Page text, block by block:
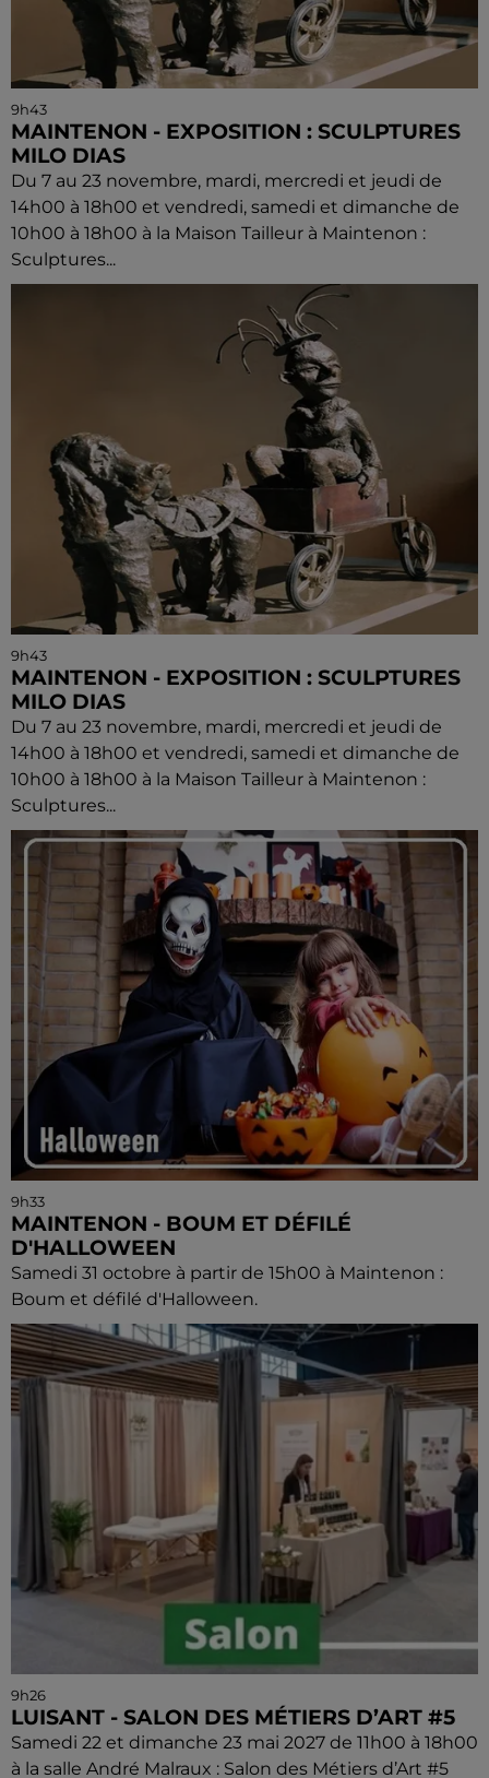
9h43
MAINTENON - EXPOSITION : SCULPTURES
MILO DIAS
Du 7 au 23 novembre, mardi, mercredi et jeudi de
14h00 à 18h00 et vendredi, samedi et dimanche de
10h00 à 18h00 à la Maison Tailleur à Maintenon :
Sculptures...
9h43
MAINTENON - EXPOSITION : SCULPTURES
MILO DIAS
Du 7 au 23 novembre, mardi, mercredi et jeudi de
14h00 à 18h00 et vendredi, samedi et dimanche de
10h00 à 18h00 à la Maison Tailleur à Maintenon :
Sculptures...
9h33
MAINTENON - BOUM ET DÉFILÉ
D'HALLOWEEN
Samedi 31 octobre à partir de 15h00 à Maintenon :
Boum et défilé d'Halloween.
9h26
LUISANT - SALON DES MÉTIERS D’ART #5
Samedi 22 et dimanche 23 mai 2027 de 11h00 à 18h00
à la salle André Malraux : Salon des Métiers d’Art #5